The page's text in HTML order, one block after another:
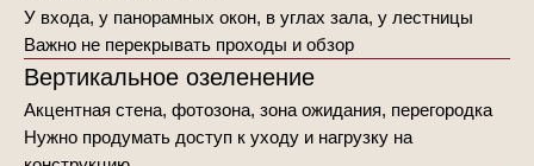
У входа, у панорамных окон, в углах зала, у лестницы
Важно не перекрывать проходы и обзор
Вертикальное озеленение
Акцентная стена, фотозона, зона ожидания, перегородка
Нужно продумать доступ к уходу и нагрузку на